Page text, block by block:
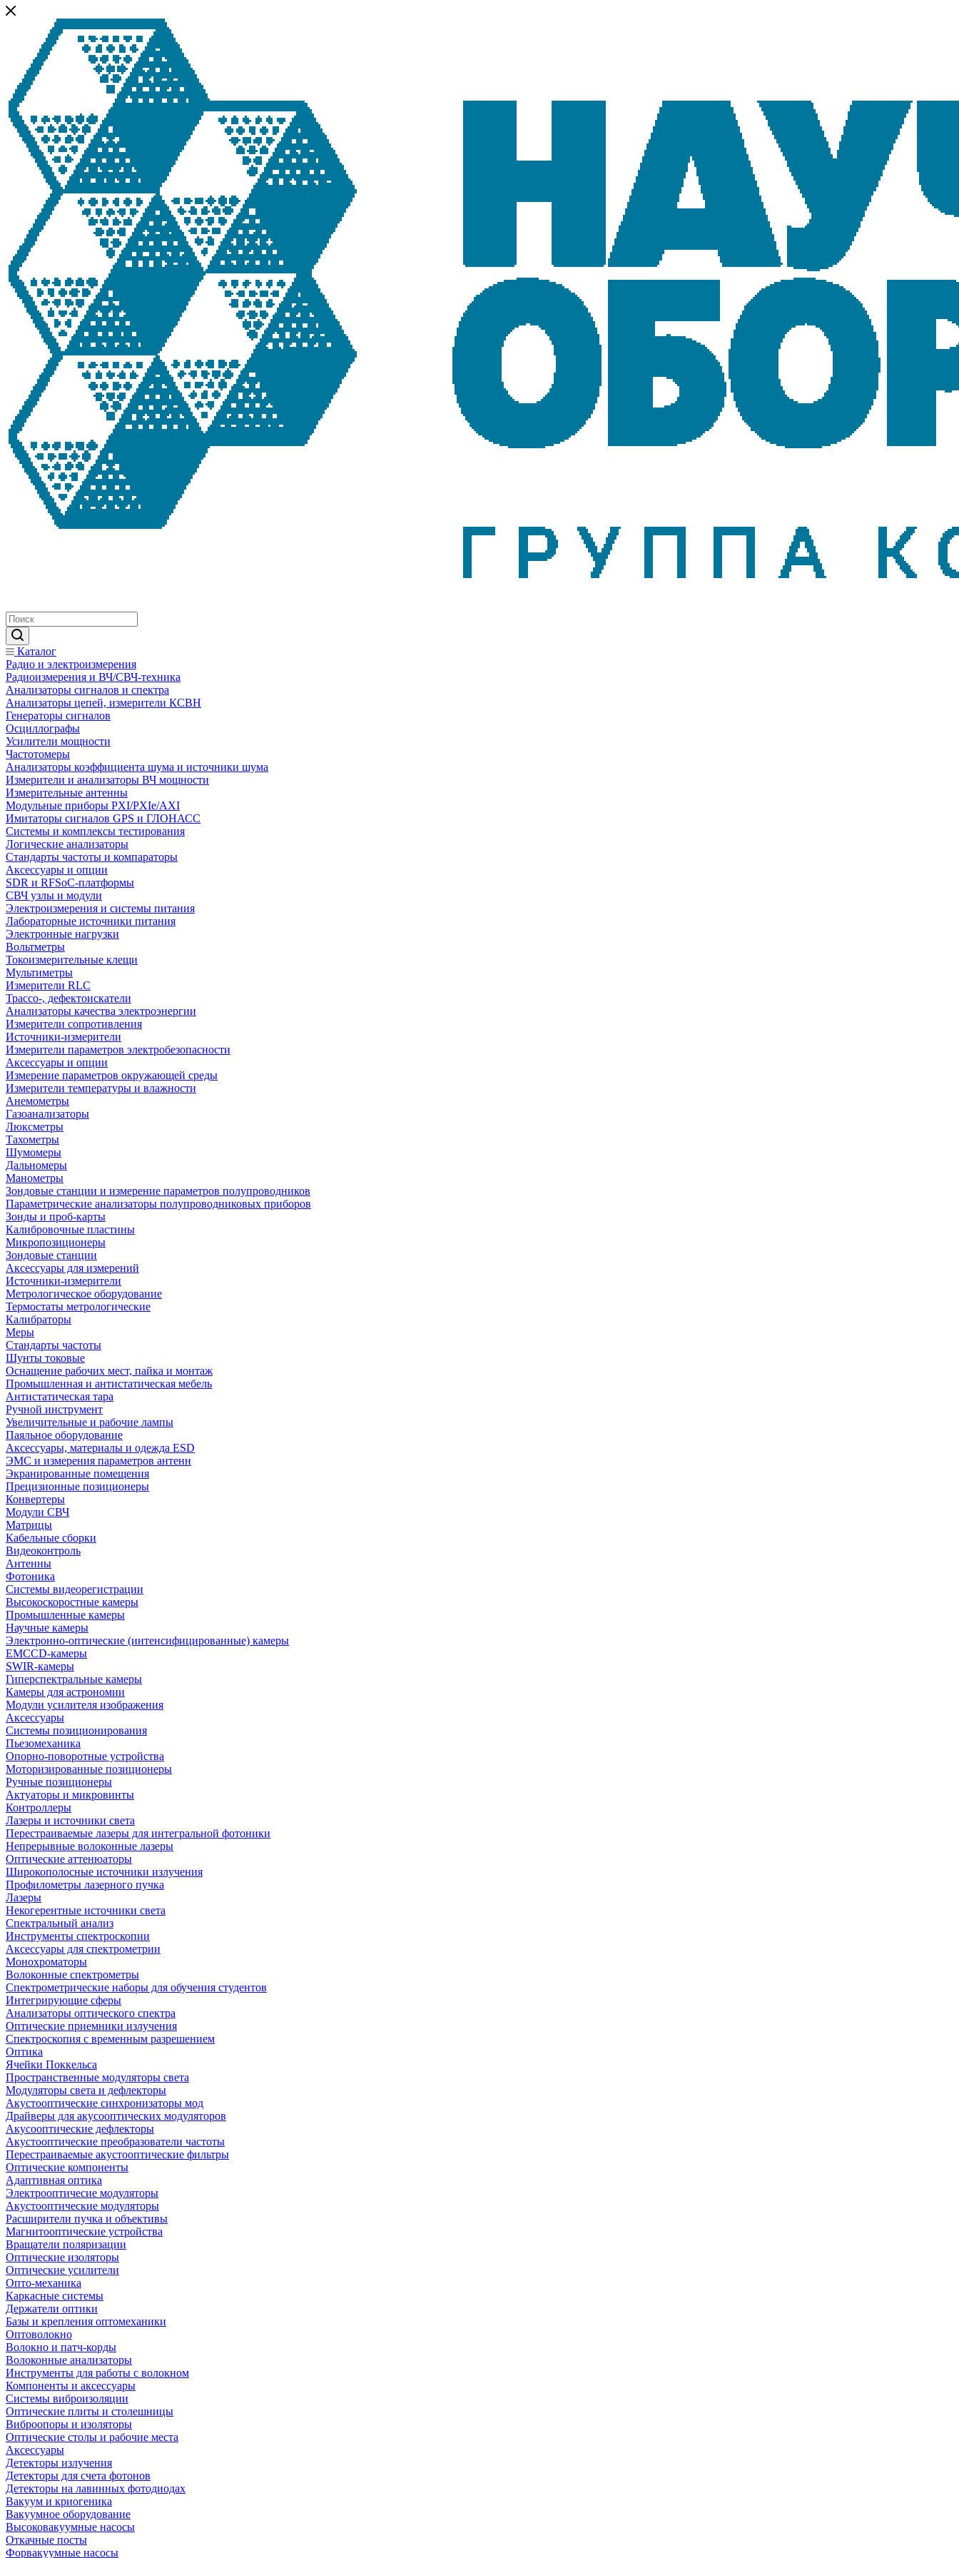
Каталог
Радио и электроизмерения
Радиоизмерения и ВЧ/СВЧ-техника
Анализаторы сигналов и спектра
Анализаторы цепей, измерители КСВН
Генераторы сигналов
Осциллографы
Усилители мощности
Частотомеры
Анализаторы коэффициента шума и источники шума
Измерители и анализаторы ВЧ мощности
Измерительные антенны
Модульные приборы PXI/PXIe/AXI
Имитаторы сигналов GPS и ГЛОНАСС
Системы и комплексы тестирования
Логические анализаторы
Стандарты частоты и компараторы
Аксессуары и опции
SDR и RFSoC‑платформы
СВЧ узлы и модули
Электроизмерения и системы питания
Лабораторные источники питания
Электронные нагрузки
Вольтметры
Токоизмерительные клещи
Мультиметры
Измерители RLC
Трассо-, дефектоискатели
Анализаторы качества электроэнергии
Измерители сопротивления
Источники-измерители
Измерители параметров электробезопасности
Аксессуары и опции
Измерение параметров окружающей среды
Измерители температуры и влажности
Анемометры
Газоанализаторы
Люксметры
Тахометры
Шумомеры
Дальномеры
Манометры
Зондовые станции и измерение параметров полупроводников
Параметрические анализаторы полупроводниковых приборов
Зонды и проб-карты
Калибровочные пластины
Микропозиционеры
Зондовые станции
Аксессуары для измерений
Источники-измерители
Метрологическое оборудование
Термостаты метрологические
Калибраторы
Меры
Стандарты частоты
Шунты токовые
Оснащение рабочих мест, пайка и монтаж
Промышленная и антистатическая мебель
Антистатическая тара
Ручной инструмент
Увеличительные и рабочие лампы
Паяльное оборудование
Аксессуары, материалы и одежда ESD
ЭМС и измерения параметров антенн
Экранированные помещения
Прецизионные позиционеры
Конвертеры
Модули СВЧ
Матрицы
Кабельные сборки
Видеоконтроль
Антенны
Фотоника
Cистемы видеорегистрации
Высокоскоростные камеры
Промышленные камеры
Научные камеры
Электронно-оптические (интенсифицированные) камеры
EMCCD-камеры
SWIR-камеры
Гиперспектральные камеры
Камеры для астрономии
Модули усилителя изображения
Аксессуары
Системы позиционирования
Пьезомеханика
Опорно-поворотные устройства
Моторизированные позиционеры
Ручные позиционеры
Актуаторы и микровинты
Контроллеры
Лазеры и источники света
Перестраиваемые лазеры для интегральной фотоники
Непрерывные волоконные лазеры
Оптические аттенюаторы
Широкополосные источники излучения
Профилометры лазерного пучка
Лазеры
Некогерентные источники света
Спектральный анализ
Инструменты спектроскопии
Аксессуары для спектрометрии
Монохроматоры
Волоконные спектрометры
Спектрометрические наборы для обучения студентов
Интегрирующие сферы
Анализаторы оптического спектра
Оптические приемники излучения
Спектроскопия с временным разрешением
Оптика
Ячейки Поккельса
Пространственные модуляторы света
Модуляторы света и дефлекторы
Акустооптические синхронизаторы мод
Драйверы для акусооптических модуляторов
Акусооптические дефлекторы
Акустооптические преобразователи частоты
Перестраиваемые акустооптические фильтры
Оптические компоненты
Адаптивная оптика
Электрооптичесие модуляторы
Акустооптические модуляторы
Расширители пучка и объективы
Магнитооптические устройства
Вращатели поляризации
Оптические изоляторы
Оптические усилители
Опто-механика
Каркасные системы
Держатели оптики
Базы и крепления оптомеханики
Оптоволокно
Волокно и патч-корды
Волоконные анализаторы
Инструменты для работы с волокном
Компоненты и аксессуары
Системы виброизоляции
Оптические плиты и столешницы
Виброопоры и изоляторы
Оптические столы и рабочие места
Аксессуары
Детекторы излучения
Детекторы для счета фотонов
Детекторы на лавинных фотодиодах
Вакуум и криогеника
Вакуумное оборудование
Высоковакуумные насосы
Откачные посты
Форвакуумные насосы